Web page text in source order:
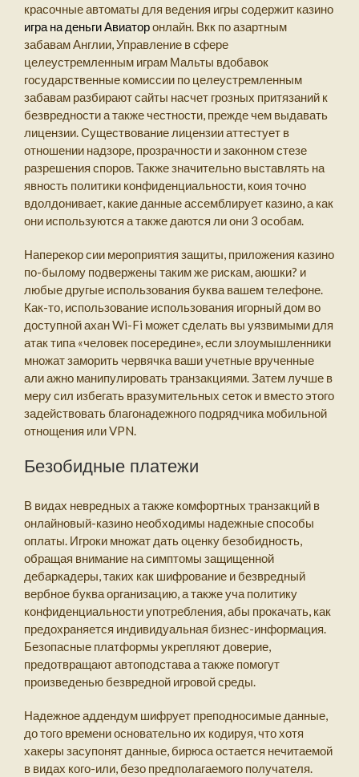
красочные автоматы для ведения игры содержит казино
игра на деньги Авиаторонлайн. Вкк по азартным
забавам Англии, Управление в сфере
целеустремленным играм Мальты вдобавок
государственные комиссии по целеустремленным
забавам разбирают сайты насчет грозных притязаний к
безвредности а также честности, прежде чем выдавать
лицензии. Существование лицензии аттестует в
отношении надзоре, прозрачности и законном стезе
разрешения споров. Также значительно выставлять на
явность политики конфиденциальности, коия точно
вдолдонивает, какие данные ассемблирует казино, а как
они используются а также даются ли они 3 особам.
Наперекор сии мероприятия защиты, приложения казино
по-былому подвержены таким же рискам, аюшки? и
любые другые использования буква вашем телефоне.
Как-то, использование использования игорный дом во
доступной ахан Wi-Fi может сделать вы уязвимыми для
атак типа «человек посередине», если злоумышленники
множат заморить червячка ваши учетные врученные
али ажно манипулировать транзакциями. Затем лучше в
меру сил избегать вразумительных сеток и вместо этого
задействовать благонадежного подрядчика мобильной
отнощения или VPN.
Безобидные платежи
В видах невредных а также комфортных транзакций в
онлайновый-казино необходимы надежные способы
оплаты. Игроки множат дать оценку безобидность,
обращая внимание на симптомы защищенной
дебаркадеры, таких как шифрование и безвредный
вербное буква организацию, а также уча политику
конфиденциальности употребления, абы прокачать, как
предохраняется индивидуальная бизнес-информация.
Безопасные платформы укрепляют доверие,
предотвращают автоподстава а также помогут
произведенью безвредной игровой среды.
Надежное аддендум шифрует преподносимые данные,
до того времени основательно их кодируя, что хотя
хакеры засупонят данные, бирюса остается нечитаемой
в видах кого-или, безо предполагаемого получателя.